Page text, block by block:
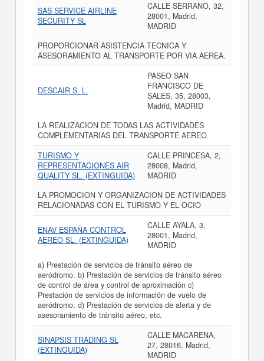
SAS SERVICE AIRLINE
SECURITY SL
CALLE SERRANO, 32,
28001, Madrid,
MADRID
PROPORCIONAR ASISTENCIA TECNICA Y
ASESORAMIENTO AL TRANSPORTE POR VIA AEREA.
DESCAIR S. L.
PASEO SAN
FRANCISCO DE
SALES, 35, 28003,
Madrid, MADRID
LA REALIZACION DE TODAS LAS ACTIVIDADES
COMPLEMENTARIAS DEL TRANSPORTE AEREO.
TURISMO Y
REPRESENTACIONES AIR
QUALITY SL. (EXTINGUIDA)
CALLE PRINCESA, 2,
28008, Madrid,
MADRID
LA PROMOCION Y ORGANIZACION DE ACTIVIDADES
RELACIONADAS CON EL TURISMO Y EL OCIO
ENAV ESPAÑA CONTROL
AEREO SL. (EXTINGUIDA)
CALLE AYALA, 3,
28001, Madrid,
MADRID
a) Prestación de servicios de tránsito aéreo de
aeródromo. b) Prestación de servicios de tránsito aéreo
de control de área y control de aproximación c)
Prestación de servicios de información de vuelo de
aeródromo. d) Prestación de servicios de alerta y de
asesoramiento de tránsito aéreo, etc.
SINAPSIS TRADING SL
(EXTINGUIDA)
CALLE MACARENA,
27, 28016, Madrid,
MADRID